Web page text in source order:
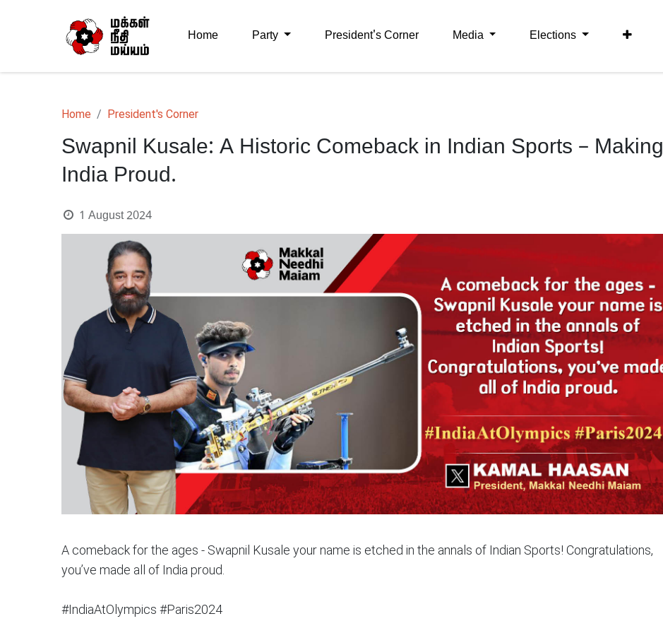
Home Party President's Corner Media Elections
Home President's Corner
Swapnil Kusale: A Historic Comeback in Indian Sports – Making
India Proud.
1 August 2024
A comeback for the ages - Swapnil Kusale your name is etched in the annals of Indian Sports! Congratulations,
you’ve made all of India proud.
#IndiaAtOlympics #Paris2024